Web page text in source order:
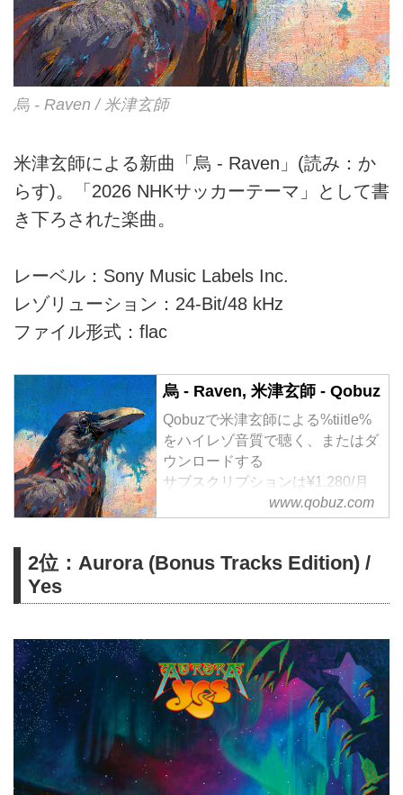
烏 - Raven / 米津玄師
米津玄師による新曲「烏 - Raven」(読み：か
らす)。「2026 NHKサッカーテーマ」として書
き下ろされた楽曲。
レーベル：Sony Music Labels Inc.
レゾリューション：24-Bit/48 kHz
ファイル形式：flac
烏 - Raven, 米津玄師 - Qobuz
Qobuzで米津玄師による%tiitle%
をハイレゾ音質で聴く、またはダ
ウンロードする
サブスクリプションは¥1,280/月
www.qobuz.com
2位：Aurora (Bonus Tracks Edition) /
Yes